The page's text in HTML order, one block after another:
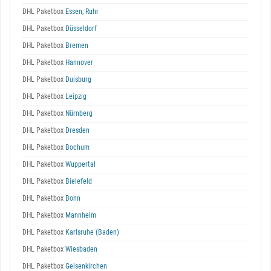
DHL Paketbox Essen, Ruhr
DHL Paketbox Düsseldorf
DHL Paketbox Bremen
DHL Paketbox Hannover
DHL Paketbox Duisburg
DHL Paketbox Leipzig
DHL Paketbox Nürnberg
DHL Paketbox Dresden
DHL Paketbox Bochum
DHL Paketbox Wuppertal
DHL Paketbox Bielefeld
DHL Paketbox Bonn
DHL Paketbox Mannheim
DHL Paketbox Karlsruhe (Baden)
DHL Paketbox Wiesbaden
DHL Paketbox Gelsenkirchen